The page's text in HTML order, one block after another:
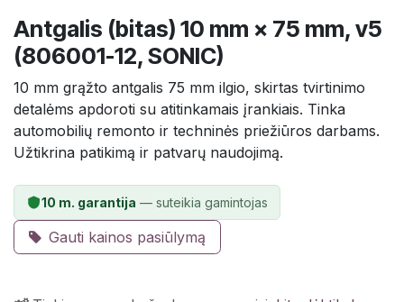
Antgalis (bitas) 10 mm × 75 mm, v5
(806001-12, SONIC)
10 mm grąžto antgalis 75 mm ilgio, skirtas tvirtinimo
detalėms apdoroti su atitinkamais įrankiais. Tinka
automobilių remonto ir techninės priežiūros darbams.
Užtikrina patikimą ir patvarų naudojimą.
10 m. garantija — suteikia gamintojas
Gauti kainos pasiūlymą